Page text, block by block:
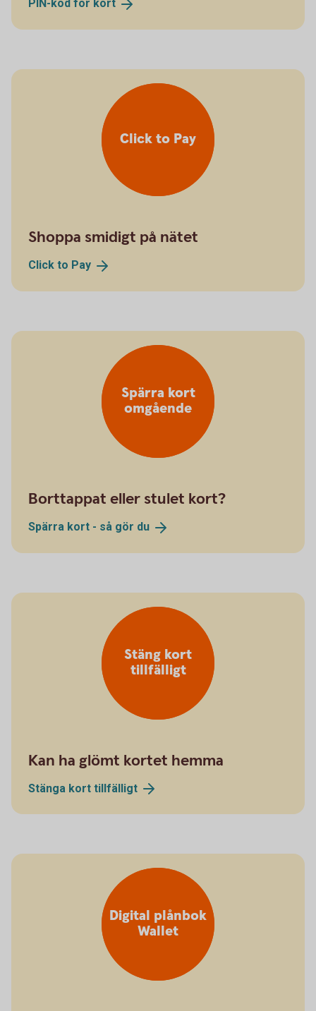
PIN-kod för kort
Click to Pay
Shoppa smidigt på nätet
Click to Pay
Spärra kort
omgående
Borttappat eller stulet kort?
Spärra kort - så gör du
Stäng kort
tillfälligt
Kan ha glömt kortet hemma
Stänga kort tillfälligt
Digital plånbok
Wallet